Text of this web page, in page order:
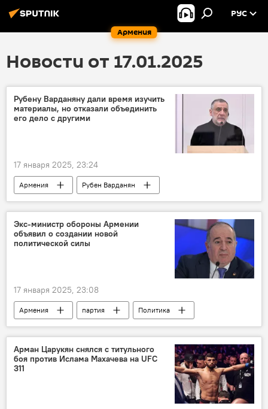
Армения
РУС
Новости от 17.01.2025
Рубену Варданяну дали время изучить
материалы, но отказали объединить
его дело с другими
17 января 2025, 23:24
Армения
Рубен Варданян
Политика
Новости Армения
Вопрос пленных, заложников, без вести пропавших и погибших в Карабахе
Экс-министр обороны Армении
объявил о создании новой
политической силы
17 января 2025, 23:08
Армения партия
Политика
Новости Армения
Аршак Карапетян
Арман Царукян снялся с титульного
боя против Ислама Махачева на UFC
311